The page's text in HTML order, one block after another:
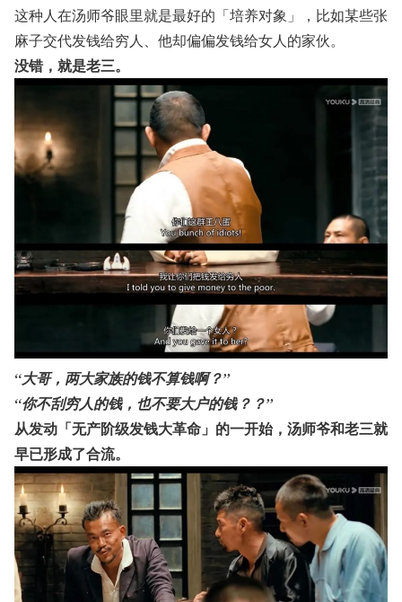
这种人在汤师爷眼里就是最好的「培养对象」，比如某些张
麻子交代发钱给穷人、他却偏偏发钱给女人的家伙。
没错，就是老三。
“大哥，两大家族的钱不算钱啊？”
“你不刮穷人的钱，也不要大户的钱？？”
从发动「无产阶级发钱大革命」的一开始，汤师爷和老三就
早已形成了合流。